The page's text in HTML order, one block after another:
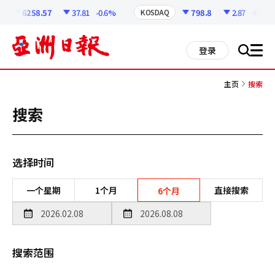
6258.57 37.81 -0.6% KOSDAQ 798.8 2.87 -0.36%
登录 搜 all
主页 搜索
搜索
选择时间
一个星期 1个月 6个月 直接搜索
搜索范围